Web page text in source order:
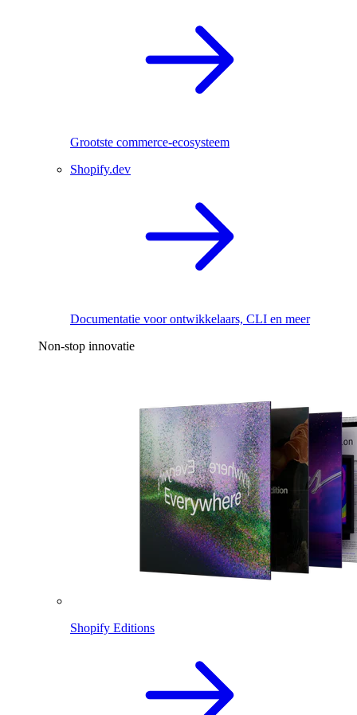
Grootste commerce-ecosysteem
Shopify.dev
Documentatie voor ontwikkelaars, CLI en meer
Non-stop innovatie
Shopify Editions